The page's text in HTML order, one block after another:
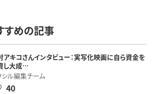
すめの記事
アキコさんインタビュー：実写化映画に自ら資金を
し大成…
シル編集チーム
40